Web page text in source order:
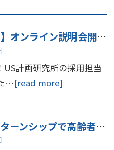
【新卒募集】オンライン説明会開催のお知らせ📢
US計画研究所の採用担当
…[read more]
3daysインターンシップで高齢者体験してみませんか